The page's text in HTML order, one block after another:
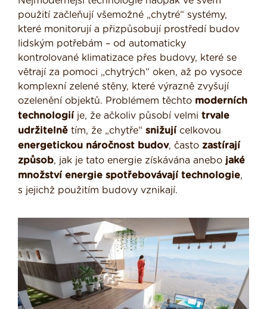
použití začleňují všemožné „chytré“ systémy,
které monitorují a přizpůsobují prostředí budov
lidským potřebám – od automaticky
kontrolované klimatizace přes budovy, které se
větrají za pomoci „chytrých“ oken, až po vysoce
komplexní zelené stěny, které výrazně zvyšují
ozelenění objektů. Problémem těchto moderních
technologií je, že ačkoliv působí velmi trvale
udržitelně tím, že „chytře“ snižují celkovou
energetickou náročnost budov, často zastírají
způsob, jak je tato energie získávána anebo jaké
množství energie spotřebovávají technologie,
s jejichž použitím budovy vznikají.